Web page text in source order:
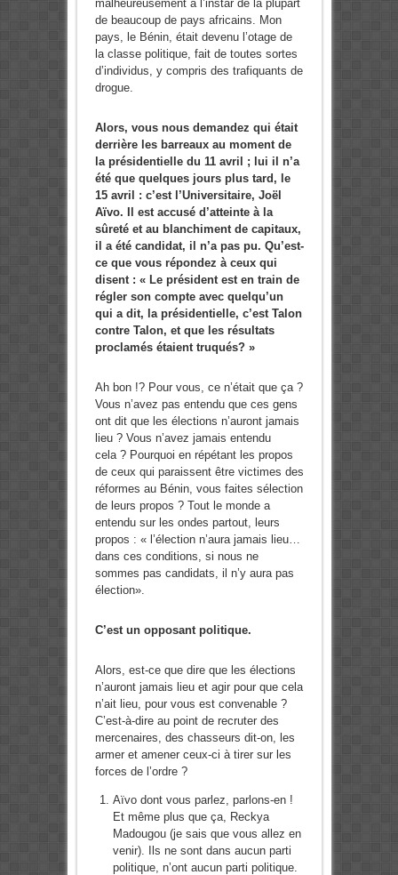
malheureusement à l’instar de la plupart
de beaucoup de pays africains. Mon
pays, le Bénin, était devenu l’otage de
la classe politique, fait de toutes sortes
d’individus, y compris des trafiquants de
drogue.
Alors, vous nous demandez qui était
derrière les barreaux au moment de
la présidentielle du 11 avril ; lui il n’a
été que quelques jours plus tard, le
15 avril : c’est l’Universitaire, Joël
Aïvo. Il est accusé d’atteinte à la
sûreté et au blanchiment de capitaux,
il a été candidat, il n’a pas pu. Qu’est-
ce que vous répondez à ceux qui
disent : « Le président est en train de
régler son compte avec quelqu’un
qui a dit, la présidentielle, c’est Talon
contre Talon, et que les résultats
proclamés étaient truqués? »
Ah bon !? Pour vous, ce n’était que ça ?
Vous n’avez pas entendu que ces gens
ont dit que les élections n’auront jamais
lieu ? Vous n’avez jamais entendu
cela ? Pourquoi en répétant les propos
de ceux qui paraissent être victimes des
réformes au Bénin, vous faites sélection
de leurs propos ? Tout le monde a
entendu sur les ondes partout, leurs
propos : « l’élection n’aura jamais lieu…
dans ces conditions, si nous ne
sommes pas candidats, il n’y aura pas
élection».
C’est un opposant politique.
Alors, est-ce que dire que les élections
n’auront jamais lieu et agir pour que cela
n’ait lieu, pour vous est convenable ?
C’est-à-dire au point de recruter des
mercenaires, des chasseurs dit-on, les
armer et amener ceux-ci à tirer sur les
forces de l’ordre ?
Aïvo dont vous parlez, parlons-en !
Et même plus que ça, Reckya
Madougou (je sais que vous allez en
venir). Ils ne sont dans aucun parti
politique, n’ont aucun parti politique.